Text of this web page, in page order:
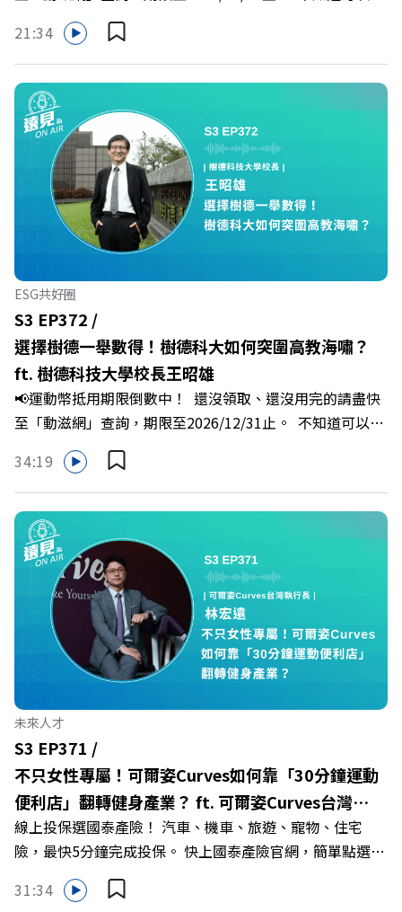
的社群：LINE：https://reurl.cc/A4ELQpIG：
https://bit.ly/3AjBWNVYT：https://bit.ly/38jNi9k
哪裡使用嗎？ 上「動滋網」【合作店家】專區，全台五千
多家合作業者任你選，馬上來找適用地點！ ➡️
https://fstry.pse.is/9epct2 —— 以上為 FMTaiwan 與
Firstory Podcast 廣告 —— 你常在職場中感到焦慮、害怕
犯錯，甚至覺得自己正遭受不友善的對待或霸凌嗎？當工作
中的人際摩擦、怕輸怕失敗的緊繃感成為日常，我們不能只
是委屈討好或一味逃避，更需要學會看透人際互動底層的
「職場冰山」。 本集《遠見 ON AIR》邀請到薩提爾模式溝
通引導師、天下文化新書《透視職場冰山》作者李崇義與謝
佳芸老師，帶你透過「冰山理論」拆解職場上的對立與衝
突，學會用「好奇」代替「批判」。即使在變動快速的AI時
代，也能幫自己打造不被成敗輕易定義的強韌自我。 🔺 職
場衝突與霸凌從何而來？🔺 如何用「冰山對話」看穿主管
焦慮，將對立化為合作？🔺 怎麼做到「好奇少一點、批判
少一點」？🔺 面對AI時代的職涯焦慮，如何把自我價值打
分權拿回手裡？ +++++📓《透視職場冰山》新書介紹
>>>https://bookzone.cwgv.com.tw/book/BWL108🎂歡
慶遠見40歲生日！手速搶下破天荒的獨家優惠
>>>https://gvmkt.pse.is/9e5pbz✨關注《遠見》更多的社
群：LINE：https://reurl.cc/A4ELQpIG：
Powered by Firstory Hosting
21:34
ESG共好圈
S3 EP372 /
選擇樹德一舉數得！樹德科大如何突圍高教海嘯？
ft. 樹德科技大學校長王昭雄
📢運動幣抵用期限倒數中！ 還沒領取、還沒用完的請盡快
至「動滋網」查詢，期限至2026/12/31止。 不知道可以在
哪裡使用嗎？ 上「動滋網」【合作店家】專區，全台五千
多家合作業者任你選，馬上來找適用地點！ ➡️
https://fstry.pse.is/9epct2 —— 以上為 FMTaiwan 與
Firstory Podcast 廣告 —— 在少子化浪潮、私校面臨退場
海嘯的嚴峻考驗下，南台灣的技職學校該如何轉型突圍？
本集《遠見ON AIR》邀請到樹德科技大學校長王昭雄，帶
你解析樹德科大如何打造出兼顧學校永續發展與地方創生的
技職教育新典範！ 🔺如何從「傳統私校」轉型為「產學無
縫接軌者」？ 🔺AI如何深度賦能設計與人文學科學群？ 🔺
首創「菲律賓半導體專班」！驚豔科技界的國際精準育才
🔺一舉拿下4大USR專案！深耕地方的溫暖社會責任平台 主
持人／遠見雜誌副社長兼遠見智庫總編輯 李建興 與談人／
樹德科技大學校長 王昭雄 +++++ 🎂歡慶遠見40歲生日！手
速搶下破天荒的獨家優惠
>>>https://gvmkt.pse.is/9e5pbz ✨關注《遠見》更多的社
群： LINE：https://reurl.cc/A4ELQp IG：
https://bit.ly/3AjBWNV YT：https://bit.ly/38jNi9k
Powered by Firstory Hosting
34:19
未來人才
S3 EP371 /
不只女性專屬！可爾姿Curves如何靠「30分鐘運動
便利店」翻轉健身產業？ ft. 可爾姿Curves台灣執
行長林宏遠
線上投保選國泰產險！ 汽車、機車、旅遊、寵物、住宅
險，最快5分鐘完成投保。 快上國泰產險官網，簡單點選，
保障立即到位！ https://fstry.pse.is/9eddvv —— 以上為
Firstory Podcast 廣告 —— 在健康意識抬頭、健身產業百
31:34